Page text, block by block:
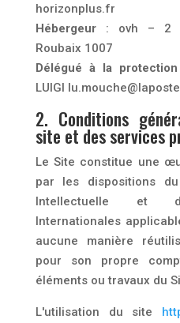
horizonplus.fr
Hébergeur: ovh – 2
Roubaix 1007
Délégué à la
LUIGI
2. Conditions
site et des services
Le Site constitue une
par les dispositions
Intellectuelle et
Internationales
aucune manière
pour son propre
éléments ou travaux du
L'utilisation du site